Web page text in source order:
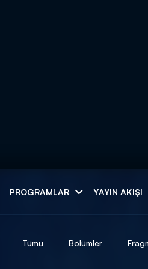
PROGRAMLAR YAYIN AKIŞI
Tümü Bölümler